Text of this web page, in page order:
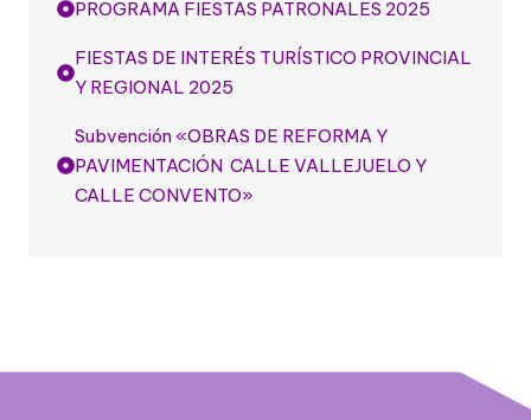
PROGRAMA FIESTAS PATRONALES 2025
FIESTAS DE INTERÉS TURÍSTICO PROVINCIAL
Y REGIONAL 2025
Subvención «OBRAS DE REFORMA Y
PAVIMENTACIÓN CALLE VALLEJUELO Y
CALLE CONVENTO»